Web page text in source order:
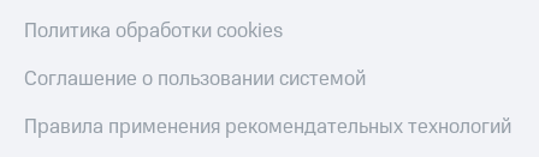
Политика обработки cookies
Соглашение о пользовании системой
Правила применения рекомендательных технологий